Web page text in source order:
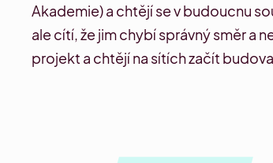
Akademie) a chtějí se v budoucnu
ale cítí, že jim chybí správný směr a
projekt a chtějí na sítích začít